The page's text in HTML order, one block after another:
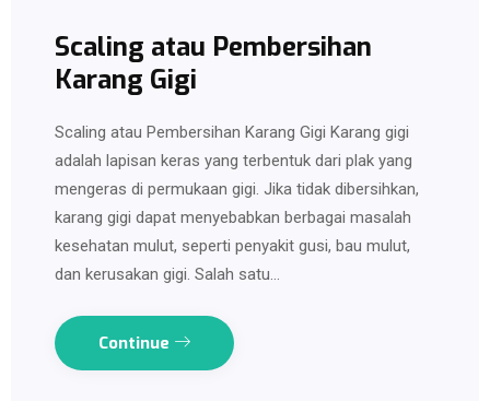
Scaling atau Pembersihan
Karang Gigi
Scaling atau Pembersihan Karang Gigi Karang gigi
adalah lapisan keras yang terbentuk dari plak yang
mengeras di permukaan gigi. Jika tidak dibersihkan,
karang gigi dapat menyebabkan berbagai masalah
kesehatan mulut, seperti penyakit gusi, bau mulut,
dan kerusakan gigi. Salah satu…
Continue